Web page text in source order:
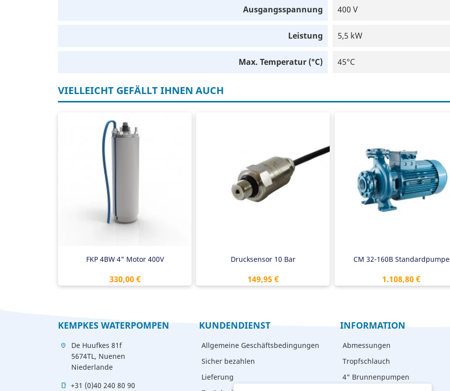
Ausgangsspannung 400 V
Leistung 5,5 kW
Max. Temperatur (°C) 45°C
VIELLEICHT GEFÄLLT IHNEN AUCH
FKP 4BW 4" Motor 400V
Preis
330,00 €
4" motor t.b.v. bronpomp
EU topkwaliteit!
Onderhoudsvrij
Water gevulde bronpompmotor
Kingsbury lager
Drucksensor 10 Bar
Preis
149,95 €
1/4" Außengewinde
CM 32-160B Standardpumpe
Preis
1.108,80 €
Industrielle Kreiselpumpe
Förderstrom: 24,0 m³/h
Förderhöhe: 28,0 meter
400V dreiphasig
Leistung: 2200 W
KEMPKES WATERPOMPEN
location_on
De Huufkes 81f
5674TL, Nuenen
Niederlande
mobile +31 (0)40 240 80 90
KUNDENDIENST
Allgemeine Geschäftsbedingungen
Sicher bezahlen
Lieferung
INFORMATION
Abmessungen
Tropfschlauch
4" Brunnenpumpen